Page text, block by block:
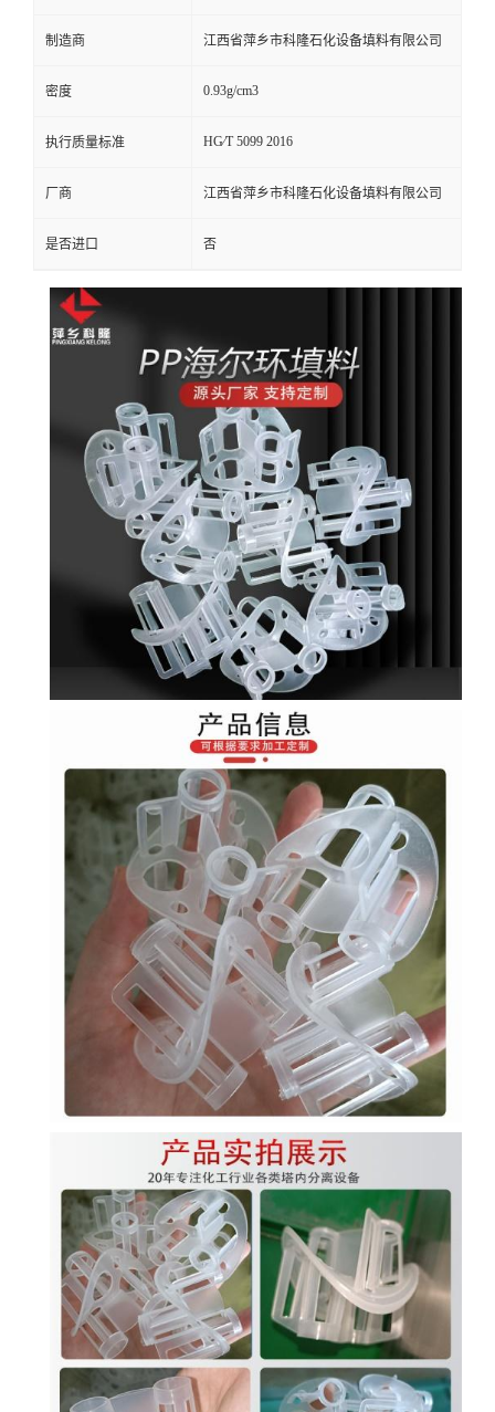
制造商 江西省萍乡市科隆石化设备填料有限公司
密度 0.93g/cm3
执行质量标准 HG∕T 5099 2016
厂商 江西省萍乡市科隆石化设备填料有限公司
是否进口 否